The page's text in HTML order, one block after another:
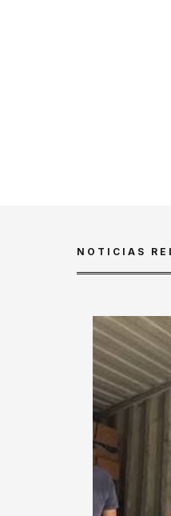
NOTICIAS